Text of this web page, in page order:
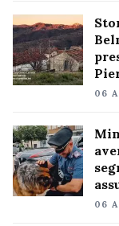
06
06